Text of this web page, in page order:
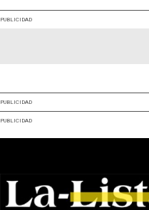
PUBLICIDAD
PUBLICIDAD
PUBLICIDAD